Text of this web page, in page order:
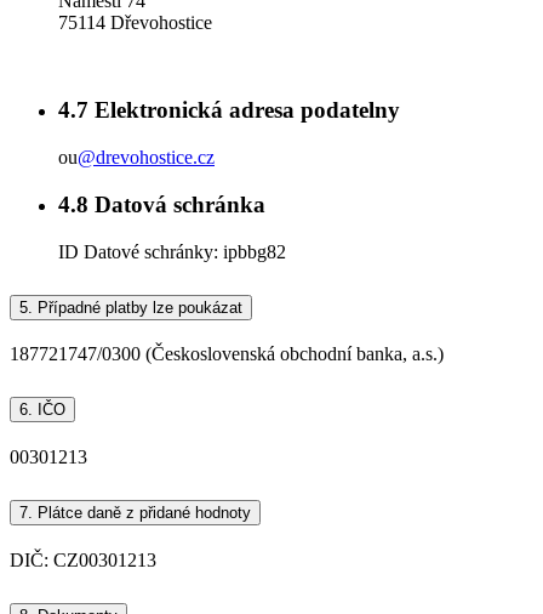
75114 Dřevohostice
4.7 Elektronická adresa podatelny
ou@drevohostice.cz
4.8 Datová schránka
ID Datové schránky: ipbbg82
5. Případné platby lze poukázat
187721747/0300 (Československá obchodní banka, a.s.)
6. IČO
00301213
7. Plátce daně z přidané hodnoty
DIČ: CZ00301213